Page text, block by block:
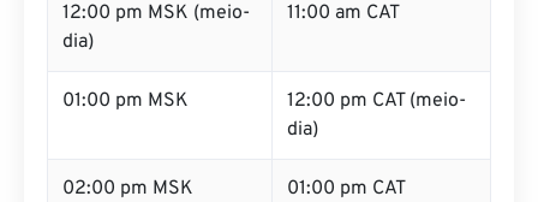
12:00 pm MSK (meio-
dia)
11:00 am CAT
01:00 pm MSK
12:00 pm CAT (meio-
dia)
02:00 pm MSK 01:00 pm CAT